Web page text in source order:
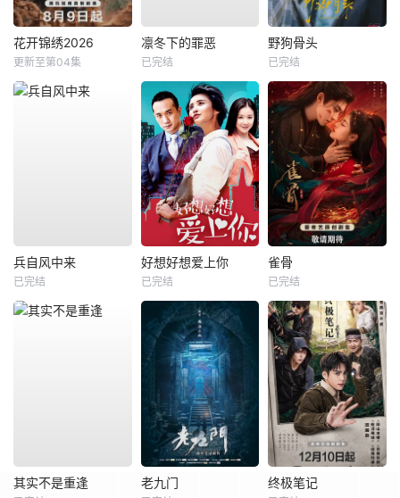
花开锦绣2026
更新至第04集
凛冬下的罪恶
已完结
野狗骨头
已完结
兵自风中来
已完结
好想好想爱上你
已完结
雀骨
已完结
其实不是重逢 老九门 终极笔记